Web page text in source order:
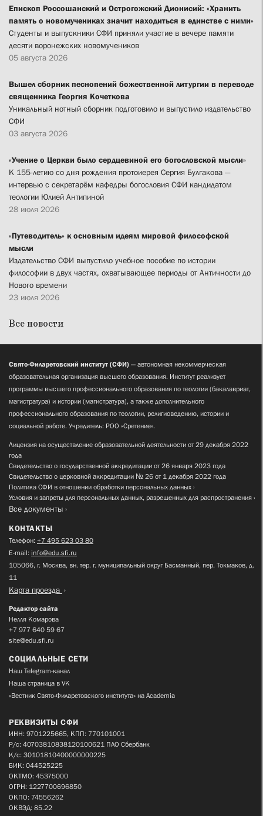
Епископ Россошанский и Острогожский Дионисий: «Хранить
память о новомучениках значит находиться в единстве с ними»
Студенты и выпускники СФИ приняли участие в вечере памяти
десяти воронежских новомучеников
05 августа 2026
Вышел сборник песнопений божественной литургии в переводе
священника Георгия Кочеткова
Уникальный нотный сборник подготовило и выпустило издательство
СФИ
03 августа 2026
«Учение о Церкви было сердцевиной его богословской мысли»
К 155-летию со дня рождения протоиерея Сергия Булгакова —
интервью с секретарём кафедры богословия СФИ кандидатом
теологии Юлией Антипиной
28 июля 2026
«Путеводитель» к основным идеям мировой философской
мысли
Издательство СФИ выпустило учебное пособие по истории
философии в двух частях, охватывающее периоды от Античности до
Нового времени
23 июля 2026
Все новости
Свято-Филаретовский институт (СФИ) — автономная некоммерческая
образовательная организация высшего образования. Институт реализует
программы высшего профессионального образования по теологии (бакалавриат,
магистратура) и истории (магистратура), а также дополнительного
профессионального образования по теологии, религиоведению, истории и
социальной работе. Учредитель: РОО «Сретение».
Лицензия на осуществление образовательной деятельности от 29 декабря 2022
года
Свидетельство о государственной аккредитации от 26 января 2023 года
Свидетельство о церковной аккредитации № 26 от 1 декабря 2022 года
Политика СФИ в отношении обработки персональных данных
Условия и запреты для персональных данных, разрешенных для распространения
Все документы
КОНТАКТЫ
Телефон: +7 495 623 03 80
E-mail: info@edu.sfi.ru
105066, г. Москва, вн. тер. г. муниципальный округ Басманный, пер. Токмаков, д.
11
Карта проезда
Редактор сайта
Нелля Комарова
+7 977 640 59 67
site@edu.sfi.ru
СОЦИАЛЬНЫЕ СЕТИ
Наш Telegram-канал
Наша страница в VK
«Вестник Свято-Филаретовского института» на Academia
РЕКВИЗИТЫ СФИ
ИНН: 9701225665, КПП: 770101001
Р/с: 40703810838120100621 ПАО Сбербанк
К/с: 30101810400000000225
БИК: 044525225
ОКТМО: 45375000
ОГРН: 1227700696850
ОКПО: 74556262
ОКВЭД: 85.22